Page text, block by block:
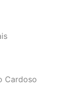
Cardoso